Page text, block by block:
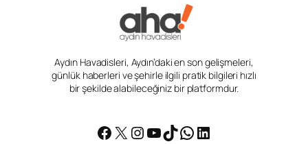
Aydın Havadisleri, Aydın’daki en son gelişmeleri,
günlük haberleri ve şehirle ilgili pratik bilgileri hızlı
bir şekilde alabileceğiniz bir platformdur.
Facebook
X Instagram
YouTube
TikTok
WhatsApp
LinkedIn